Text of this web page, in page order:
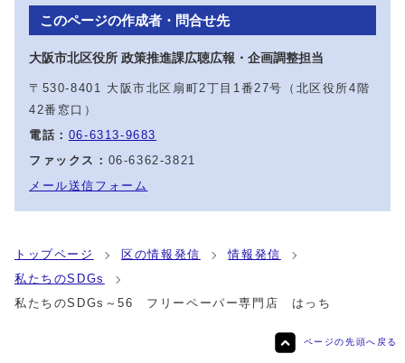
このページの作成者・問合せ先
大阪市北区役所 政策推進課広聴広報・企画調整担当
〒530-8401 大阪市北区扇町2丁目1番27号（北区役所4階
42番窓口）
電話： 06-6313-9683
ファックス： 06-6362-3821
メール送信フォーム
トップページ 区の情報発信
情報発信
私たちのSDGs
私たちのSDGs～56 フリーペーパー専門店 はっち
ページの先頭へ戻る